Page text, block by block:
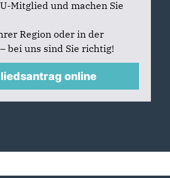
Mitglied und machen Sie
Region oder in der
bei uns sind Sie richtig!
online